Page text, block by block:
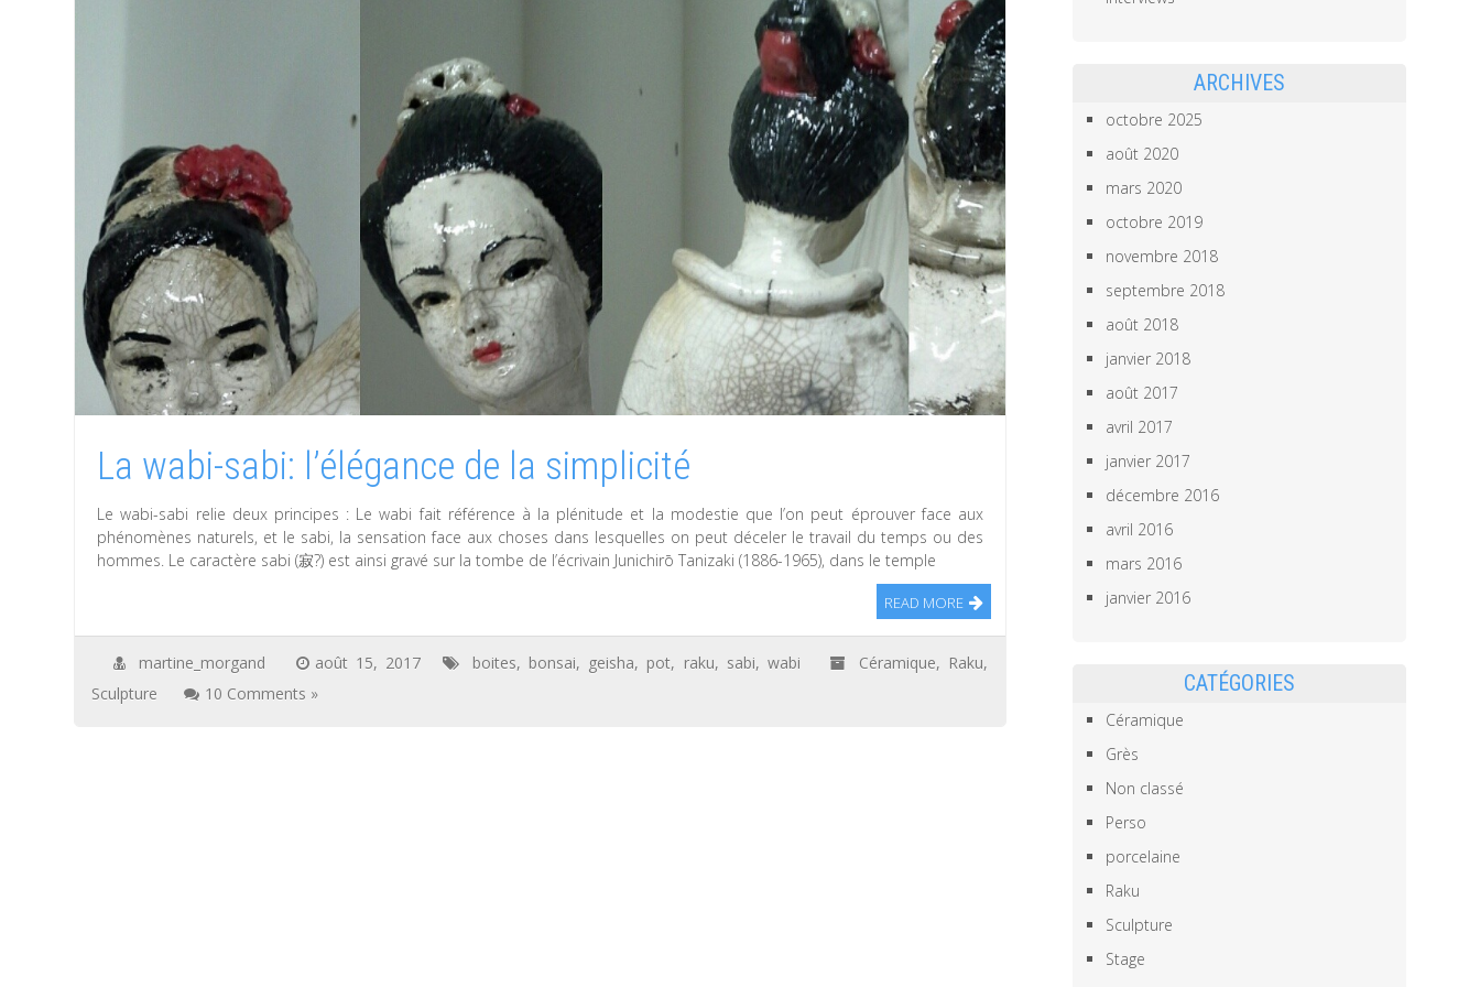
La wabi-sabi: l’élégance de la simplicité
Le wabi-sabi relie deux principes : Le wabi fait référence à la plénitude et la modestie que l’on peut éprouver face aux
phénomènes naturels, et le sabi, la sensation face aux choses dans lesquelles on peut déceler le travail du temps ou des
hommes. Le caractère sabi (寂?) est ainsi gravé sur la tombe de l’écrivain Junichirō Tanizaki (1886-1965), dans le temple
READ MORE
martine_morgand août 15, 2017 boites, bonsai, geisha, pot, raku, sabi, wabi Céramique, Raku,
Sculpture
10 Comments »
ARCHIVES
octobre 2025
août 2020
mars 2020
octobre 2019
novembre 2018
septembre 2018
août 2018
janvier 2018
août 2017
avril 2017
janvier 2017
décembre 2016
avril 2016
mars 2016
janvier 2016
CATÉGORIES
Céramique
Grès
Non classé
Perso
porcelaine
Raku
Sculpture
Stage